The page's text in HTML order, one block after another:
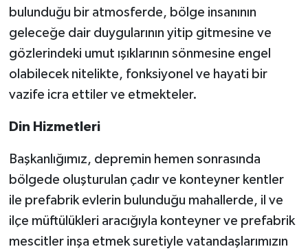
bulunduğu bir atmosferde, bölge insanının
geleceğe dair duygularının yitip gitmesine ve
gözlerindeki umut ışıklarının sönmesine engel
olabilecek nitelikte, fonksiyonel ve hayati bir
vazife icra ettiler ve etmekteler.
Din Hizmetleri
Başkanlığımız, depremin hemen sonrasında
bölgede oluşturulan çadır ve konteyner kentler
ile prefabrik evlerin bulunduğu mahallerde, il ve
ilçe müftülükleri aracığıyla konteyner ve prefabrik
mescitler inşa etmek suretiyle vatandaşlarımızın
Mardin Müftülüğü
Mersin Müftülüğü
Muğla Müftülüğü
Muş Müftülüğü
Nevşehir Müftülüğü
Niğde Müftülüğü
Ordu Müftülüğü